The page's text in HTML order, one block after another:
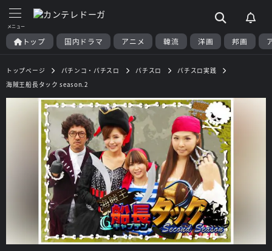
トップ 国内ドラマ アニメ 韓流 洋画 邦画
トップページ パチンコ・パチスロ パチスロ
パチスロ実践
海賊王船長タック season.2